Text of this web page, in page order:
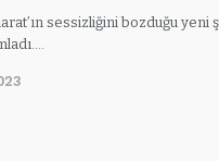
sessizliğini bozduğu yeni